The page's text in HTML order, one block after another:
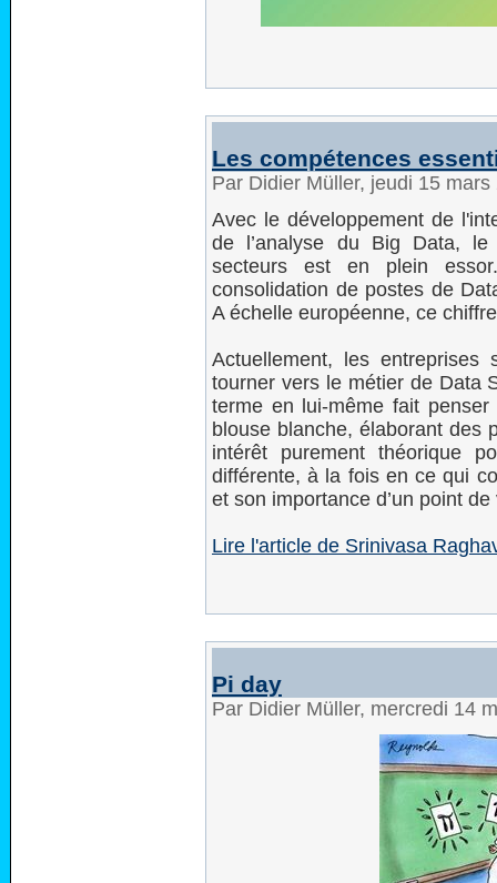
Les compétences
Par Didier Müller, jeudi 15
Avec le développement de
de l’analyse du Big Data,
secteurs est en plein
consolidation de postes de
A échelle européenne, ce
Actuellement, les
tourner vers le métier de Data
terme en lui-même fait
blouse blanche, élaborant des
intérêt purement théorique
différente, à la fois en ce qui
et son importance d’un point
Lire l'article de Srinivasa
Pi day
Par Didier Müller, mercredi 14